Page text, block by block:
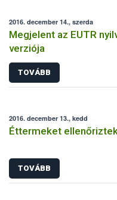
2016. december 14., szerda
Megjelent az EUTR
verziója
TOVÁBB
2016. december 13., kedd
Éttermeket
TOVÁBB